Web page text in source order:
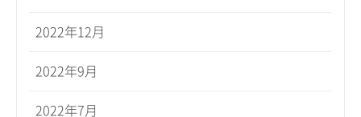
2022年12月
2022年9月
2022年7月